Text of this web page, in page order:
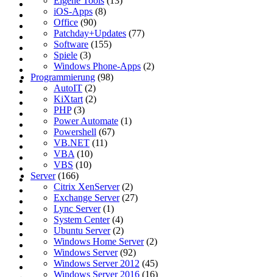
iOS-Apps (8)
Office (90)
Patchday+Updates (77)
Software (155)
Spiele (3)
Windows Phone-Apps (2)
Programmierung (98)
AutoIT (2)
KiXtart (2)
PHP(3)
Power Automate (1)
Powershell (67)
VB.NET (11)
VBA (10)
VBS (10)
Server(166)
Citrix XenServer(2)
Exchange Server(27)
Lync Server(1)
System Center(4)
Ubuntu Server(2)
Windows Home Server(2)
Windows Server(92)
Windows Server 2012 (45)
Windows Server 2016 (16)